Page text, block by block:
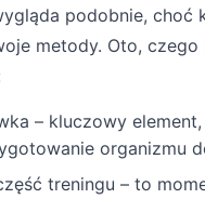
podobnie, choć
metody. Oto, czego
– kluczowy
organizmu
treningu – to